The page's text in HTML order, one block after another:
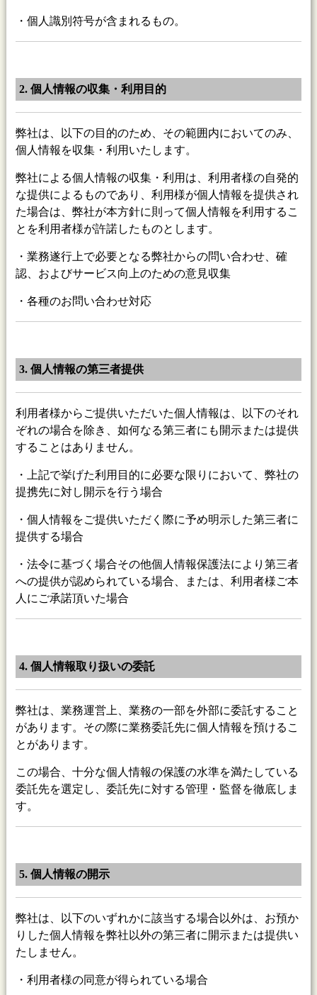
・個人識別符号が含まれるもの。
2. 個人情報の収集・利用目的
弊社は、以下の目的のため、その範囲内においてのみ、
個人情報を収集・利用いたします。
弊社による個人情報の収集・利用は、利用者様の自発的
な提供によるものであり、利用様が個人情報を提供され
た場合は、弊社が本方針に則って個人情報を利用するこ
とを利用者様が許諾したものとします。
・業務遂行上で必要となる弊社からの問い合わせ、確
認、およびサービス向上のための意見収集
・各種のお問い合わせ対応
3. 個人情報の第三者提供
利用者様からご提供いただいた個人情報は、以下のそれ
ぞれの場合を除き、如何なる第三者にも開示または提供
することはありません。
・上記で挙げた利用目的に必要な限りにおいて、弊社の
提携先に対し開示を行う場合
・個人情報をご提供いただく際に予め明示した第三者に
提供する場合
・法令に基づく場合その他個人情報保護法により第三者
への提供が認められている場合、または、利用者様ご本
人にご承諾頂いた場合
4. 個人情報取り扱いの委託
弊社は、業務運営上、業務の一部を外部に委託すること
があります。その際に業務委託先に個人情報を預けるこ
とがあります。
この場合、十分な個人情報の保護の水準を満たしている
委託先を選定し、委託先に対する管理・監督を徹底しま
す。
5. 個人情報の開示
弊社は、以下のいずれかに該当する場合以外は、お預か
りした個人情報を弊社以外の第三者に開示または提供い
たしません。
・利用者様の同意が得られている場合